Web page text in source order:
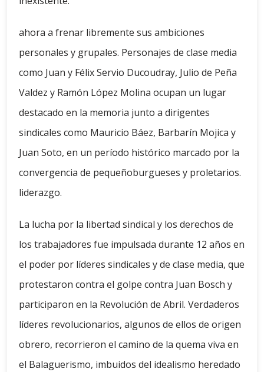
ahora a frenar libremente sus ambiciones
personales y grupales. Personajes de clase media
como Juan y Félix Servio Ducoudray, Julio de Peña
Valdez y Ramón López Molina ocupan un lugar
destacado en la memoria junto a dirigentes
sindicales como Mauricio Báez, Barbarín Mojica y
Juan Soto, en un período histórico marcado por la
convergencia de pequeñoburgueses y proletarios.
liderazgo.
La lucha por la libertad sindical y los derechos de
los trabajadores fue impulsada durante 12 años en
el poder por líderes sindicales y de clase media, que
protestaron contra el golpe contra Juan Bosch y
participaron en la Revolución de Abril. Verdaderos
líderes revolucionarios, algunos de ellos de origen
obrero, recorrieron el camino de la quema viva en
el Balaguerismo, imbuidos del idealismo heredado